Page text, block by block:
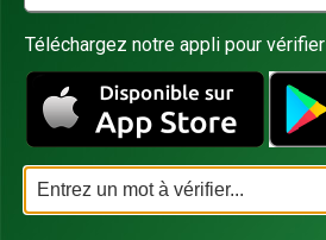
Téléchargez notre appli pour